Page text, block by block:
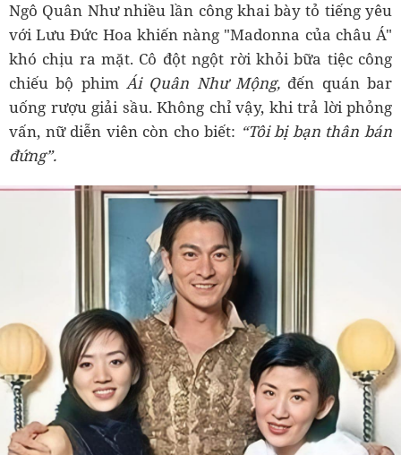
Ngô Quân Như nhiều lần công khai bày tỏ tiếng yêu
với Lưu Đức Hoa khiến nàng "Madonna của châu Á"
khó chịu ra mặt. Cô đột ngột rời khỏi bữa tiệc công
chiếu bộ phim Ái Quân Như Mộng, đến quán bar
uống rượu giải sầu. Không chỉ vậy, khi trả lời phỏng
vấn, nữ diễn viên còn cho biết: “Tôi bị bạn thân bán
đứng”.